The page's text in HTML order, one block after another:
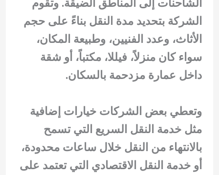
الشاحنات إلى المناطق الضيقة. وتقوم
الشركة بتحديد مدة النقل بناءً على حجم
الأثاث، وعدد الفنيين، وطبيعة المكان،
سواء كان منزلاً، فيللا، مكتباً، أو شقة
داخل عمارة مزدحمة بالسكان.
وتعطي بعض الشركات خيارات إضافية
مثل خدمة النقل السريع التي تسمح
بالانتهاء من النقل خلال ساعات محدودة،
أو خدمة النقل الاقتصادي التي تعتمد على